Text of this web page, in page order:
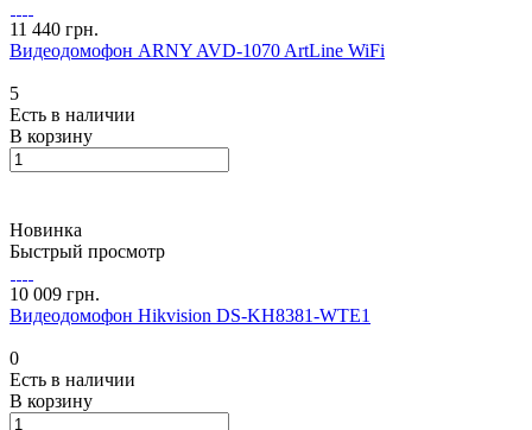
11 440 грн.
Видеодомофон ARNY AVD-1070 ArtLine WiFi
5
Есть в наличии
В корзину
Новинка
Быстрый просмотр
10 009 грн.
Видеодомофон Hikvision DS-KH8381-WTE1
0
Есть в наличии
В корзину